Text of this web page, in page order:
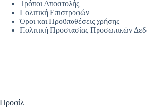
Τρόποι Αποστολής
Πολιτική Επιστροφών
Όροι και Προϋποθέσεις χρήσης
Πολιτική Προστασίας Προσωπικών
Προφίλ